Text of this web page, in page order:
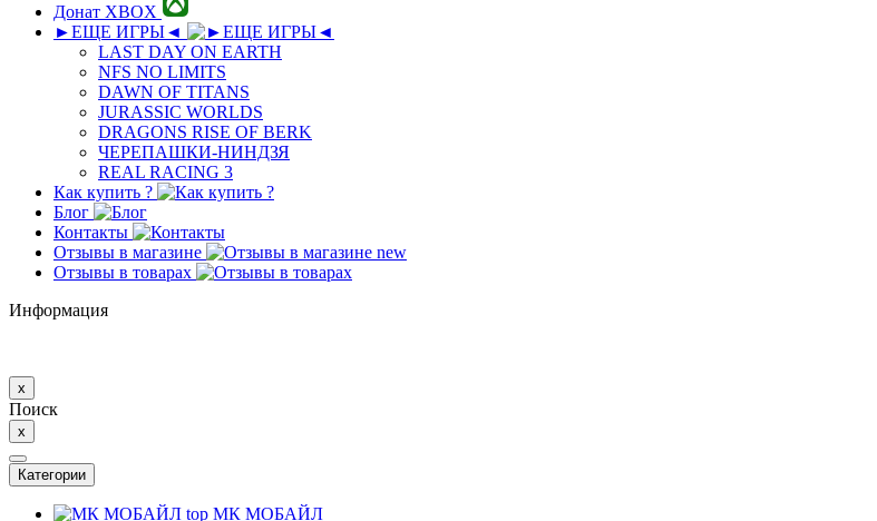
Донат XBOX
►ЕЩЕ ИГРЫ◄
LAST DAY ON EARTH
NFS NO LIMITS
DAWN OF TITANS
JURASSIC WORLDS
DRAGONS RISE OF BERK
ЧЕРЕПАШКИ-НИНДЗЯ
REAL RACING 3
Как купить ?
Блог
Контакты
Отзывы в магазине
new
Отзывы в товарах
Информация
x
Поиск
x
Категории
top МК MОБAЙЛ